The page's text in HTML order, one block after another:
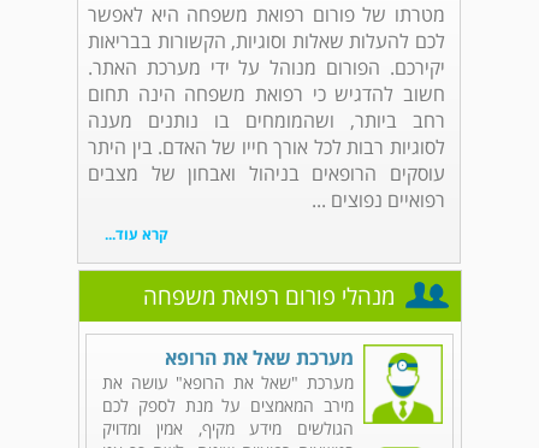
מטרתו של פורום רפואת משפחה היא לאפשר
לכם להעלות שאלות וסוגיות, הקשורות בבריאות
יקירכם. הפורום מנוהל על ידי מערכת האתר.
חשוב להדגיש כי רפואת משפחה הינה תחום
רחב ביותר, ושהמומחים בו נותנים מענה
לסוגיות רבות לכל אורך חייו של האדם. בין היתר
עוסקים הרופאים בניהול ואבחון של מצבים
רפואיים נפוצים ...
קרא עוד...
מנהלי פורום רפואת משפחה
מערכת שאל את הרופא
מערכת "שאל את הרופא" עושה את
מירב המאמצים על מנת לספק לכם
הגולשים מידע מקיף, אמין ומדויק